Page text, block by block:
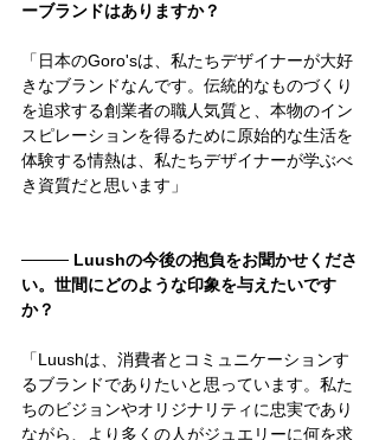
ーブランドはありますか？
「日本のGoro'sは、私たちデザイナーが大好
きなブランドなんです。伝統的なものづくり
を追求する創業者の職人気質と、本物のイン
スピレーションを得るために原始的な生活を
体験する情熱は、私たちデザイナーが学ぶべ
き資質だと思います」
──── Luushの今後の抱負をお聞かせくださ
い。世間にどのような印象を与えたいです
か？
「Luushは、消費者とコミュニケーションす
るブランドでありたいと思っています。私た
ちのビジョンやオリジナリティに忠実であり
ながら、より多くの人がジュエリーに何を求